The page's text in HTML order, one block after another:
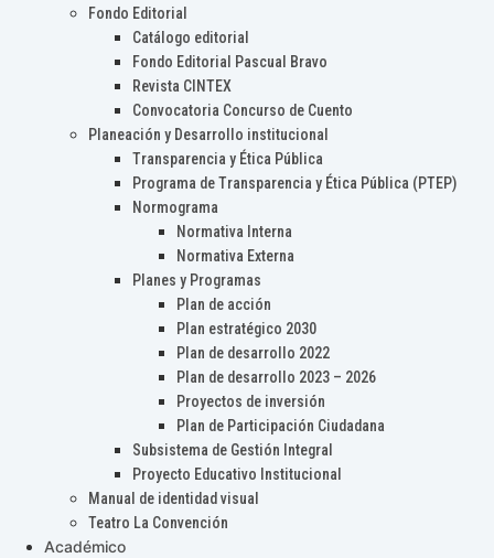
Fondo Editorial
Catálogo editorial
Fondo Editorial Pascual Bravo
Revista CINTEX
Convocatoria Concurso de Cuento
Planeación y Desarrollo institucional
Transparencia y Ética Pública
Programa de Transparencia y Ética Pública (PTEP)
Normograma
Normativa Interna
Normativa Externa
Planes y Programas
Plan de acción
Plan estratégico 2030
Plan de desarrollo 2022
Plan de desarrollo 2023 – 2026
Proyectos de inversión
Plan de Participación Ciudadana
Subsistema de Gestión Integral
Proyecto Educativo Institucional
Manual de identidad visual
Teatro La Convención
Académico